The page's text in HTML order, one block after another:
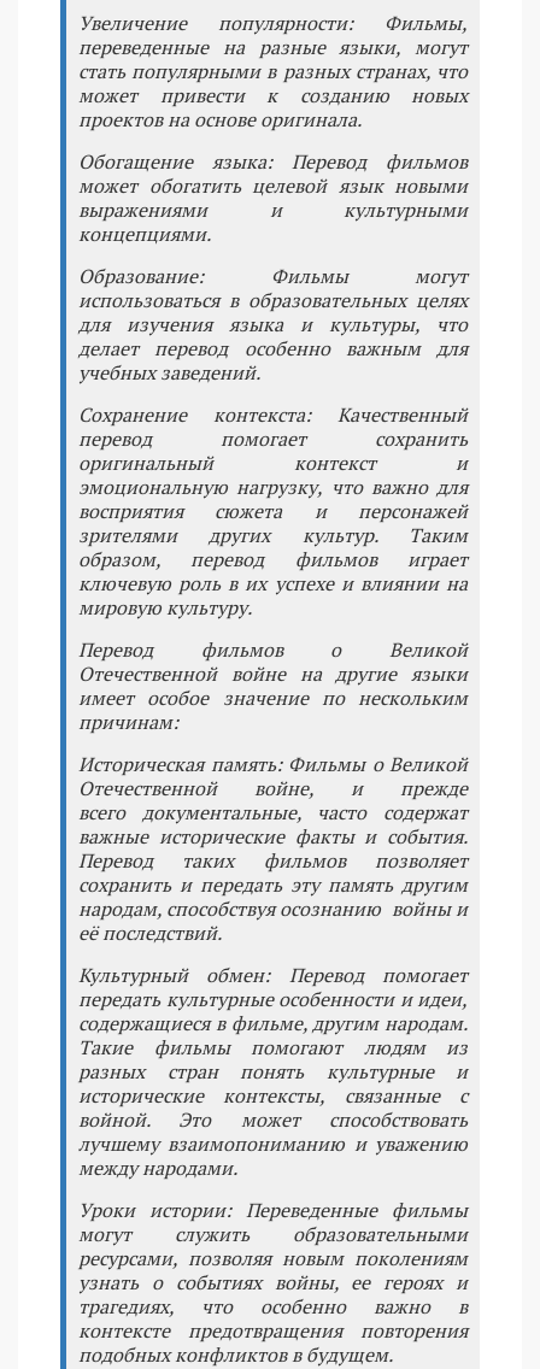
Увеличение популярности: Фильмы,
переведенные на разные языки, могут
стать популярными в разных странах, что
может привести к созданию новых
проектов на основе оригинала.
Обогащение языка: Перевод фильмов
может обогатить целевой язык новыми
выражениями и культурными
концепциями.
Образование: Фильмы могут
использоваться в образовательных целях
для изучения языка и культуры, что
делает перевод особенно важным для
учебных заведений.
Сохранение контекста: Качественный
перевод помогает сохранить
оригинальный контекст и
эмоциональную нагрузку, что важно для
восприятия сюжета и персонажей
зрителями других культур. Таким
образом, перевод фильмов играет
ключевую роль в их успехе и влиянии на
мировую культуру.
Перевод фильмов о Великой
Отечественной войне на другие языки
имеет особое значение по нескольким
причинам:
Историческая память: Фильмы о Великой
Отечественной войне, и прежде
всего документальные, часто содержат
важные исторические факты и события.
Перевод таких фильмов позволяет
сохранить и передать эту память другим
народам, способствуя осознанию войны и
её последствий.
Культурный обмен: Перевод помогает
передать культурные особенности и идеи,
содержащиеся в фильме, другим народам.
Такие фильмы помогают людям из
разных стран понять культурные и
исторические контексты, связанные с
войной. Это может способствовать
лучшему взаимопониманию и уважению
между народами.
Уроки истории: Переведенные фильмы
могут служить образовательными
ресурсами, позволяя новым поколениям
узнать о событиях войны, ее героях и
трагедиях, что особенно важно в
контексте предотвращения повторения
подобных конфликтов в будущем.